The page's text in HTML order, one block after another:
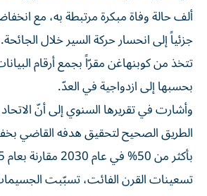
جزئياً إلى انحسار حركة السير خلال الجائحة.
تتخذ من كوبنهاغن مقرّاً بجمع أرقام
بحسبها إلى ازدواجية في العدّ.
وأشارت في تقريرها السنوي إلى أنّ
الطريق الصحيح لتحقيق هدفه القاضي
تسعينات القرن الفائت، تسبّبت